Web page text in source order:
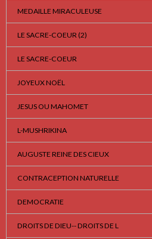
MEDAILLE MIRACULEUSE
LE SACRE-COEUR (2)
LE SACRE-COEUR
JOYEUX NOËL
JESUS OU MAHOMET
L-MUSHRIKINA
AUGUSTE REINE DES CIEUX
CONTRACEPTION NATURELLE
DEMOCRATIE
DROITS DE DIEU-- DROITS DE L